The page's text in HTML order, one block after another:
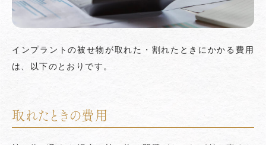
インプラントの被せ物が取れた・割れたときにかかる費用
は、以下のとおりです。
取れたときの費用